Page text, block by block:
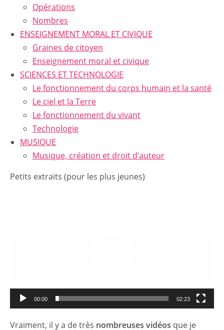
Opérations
Nombres
ENSEIGNEMENT MORAL ET CIVIQUE
Graines de citoyen
Enseignement moral et civique
SCIENCES ET TECHNOLOGIE
Le fonctionnement du corps humain et la santé
Le ciel et la Terre
Le fonctionnement du vivant
Technologie
MUSIQUE
Musique, création et droit d’auteur
Petits extraits (pour les plus jeunes)
00:00 02:23
Vraiment, il y a de très nombreuses vidéos que je